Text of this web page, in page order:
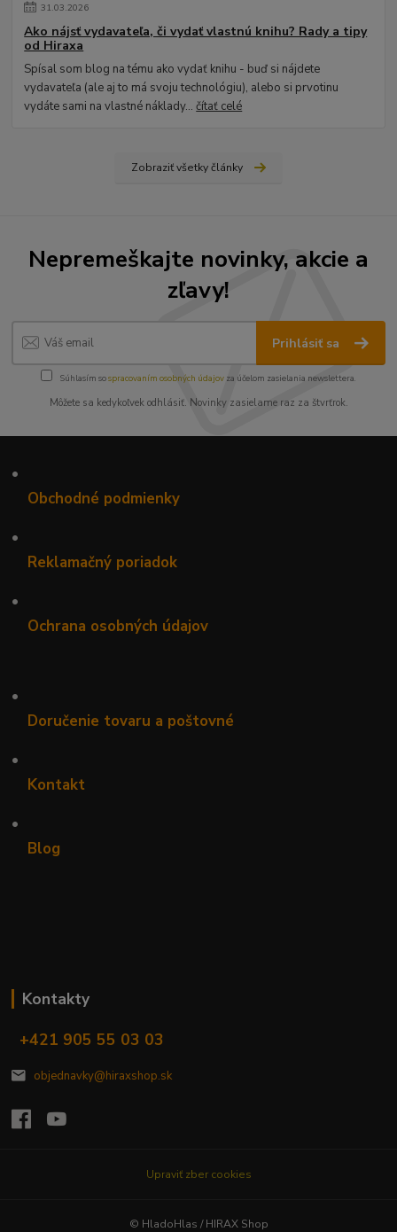
31.03.2026
Ako nájsť vydavateľa, či vydať vlastnú knihu? Rady a tipy
od Hiraxa
Spísal som blog na tému ako vydať knihu - buď si nájdete
vydavateľa (ale aj to má svoju technológiu), alebo si prvotinu
vydáte sami na vlastné náklady...čítať celé
Zobraziť všetky články
Nepremeškajte novinky, akcie a
zľavy!
Prihlásiť sa
Súhlasím sospracovaním osobných údajov za účelom zasielania newslettera.
Môžete sa kedykoľvek odhlásiť. Novinky zasielame raz za štvrťrok.
•
Obchodné podmienky
•
Reklamačný poriadok
•
Ochrana osobných údajov
•
Doručenie tovaru a poštovné
•
Kontakt
•
Blog
Kontakty
+421 905 55 03 03
objednavky@hiraxshop.sk
Upraviť zber cookies
© HladoHlas / HIRAX Shop